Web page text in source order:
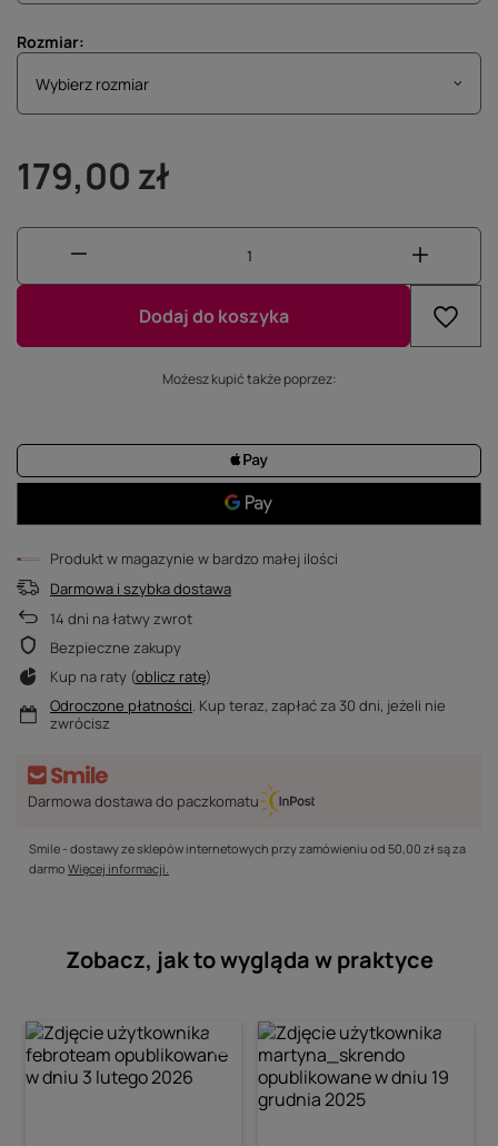
Rozmiar
Wybierz rozmiar
Wybierz rozmiar
179,00 zł
Dodaj do koszyka
Możesz kupić także poprzez:
Produkt w magazynie w bardzo małej ilości
Darmowa i szybka dostawa
14 dni na łatwy zwrot
Bezpieczne zakupy
Kup na raty (oblicz ratę)
Odroczone płatności. Kup teraz, zapłać za 30 dni, jeżeli nie
zwrócisz
Darmowa dostawa do paczkomatu
Smile - dostawy ze sklepów internetowych przy zamówieniu od 50,00 złsą za
darmo Więcej informacji.
Zobacz, jak to wygląda w praktyce